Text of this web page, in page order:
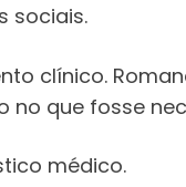
sociais.
clínico.
que fosse
médico.